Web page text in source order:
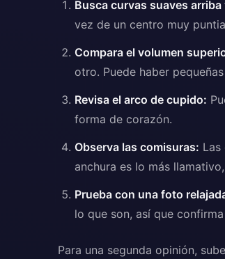
Busca curvas suaves arriba
vez de un centro muy
Compara el volumen
otro. Puede haber
Revisa el arco de cupido:
forma de corazón.
Observa las comisuras:
anchura es lo más
Prueba con una foto
lo que son, así que
Para una segunda opinión,